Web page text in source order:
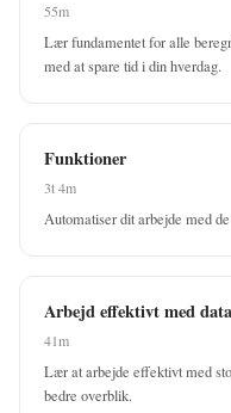
55m
Lær fundamentet for alle
med at spare tid i din hverdag.
Få
Funktioner
3t 4m
Automatiser dit arbejde med
Få
✓ Inkluderer
Arbejd effektivt med data
41m
Lær at arbejde effektivt med
bedre overblik.